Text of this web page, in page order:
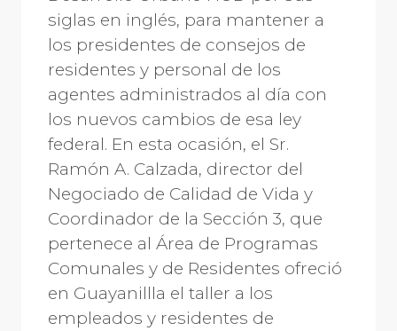
siglas en inglés, para mantener a
los presidentes de consejos de
residentes y personal de los
agentes administrados al día con
los nuevos cambios de esa ley
federal. En esta ocasión, el Sr.
Ramón A. Calzada, director del
Negociado de Calidad de Vida y
Coordinador de la Sección 3, que
pertenece al Área de Programas
Comunales y de Residentes ofreció
en Guayanillla el taller a los
empleados y residentes de